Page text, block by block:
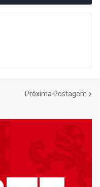
Próxima Postagem